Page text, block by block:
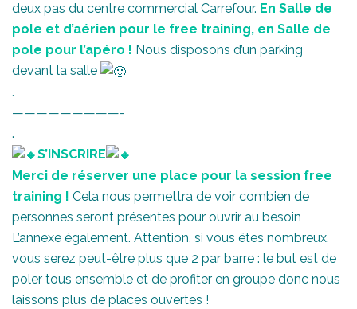
deux pas du centre commercial Carrefour. En Salle de
pole et d’aérien pour le free training, en Salle de
pole pour l’apéro ! Nous disposons d’un parking
devant la salle
.
—————————-
.
S’INSCRIRE
Merci de réserver une place pour la session free
training ! Cela nous permettra de voir combien de
personnes seront présentes pour ouvrir au besoin
L’annexe également. Attention, si vous êtes nombreux,
vous serez peut-être plus que 2 par barre : le but est de
poler tous ensemble et de profiter en groupe donc nous
laissons plus de places ouvertes !